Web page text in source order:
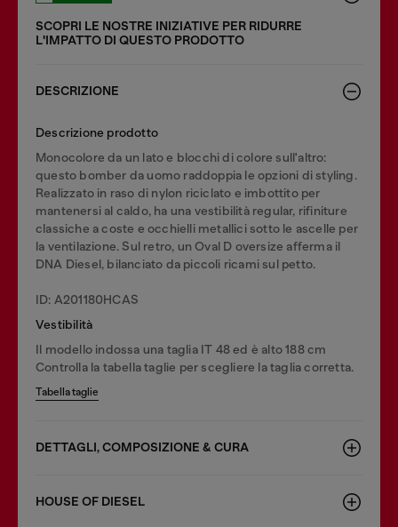
SCOPRI LE NOSTRE INIZIATIVE PER RIDURRE
LʹIMPATTO DI QUESTO PRODOTTO
DESCRIZIONE
Descrizione prodotto
Monocolore da un lato e blocchi di colore sull'altro:
questo bomber da uomo raddoppia le opzioni di styling.
Realizzato in raso di nylon riciclato e imbottito per
mantenersi al caldo, ha una vestibilità regular, rifiniture
classiche a coste e occhielli metallici sotto le ascelle per
la ventilazione. Sul retro, un Oval D oversize afferma il
DNA Diesel, bilanciato da piccoli ricami sul petto.
ID: A201180HCAS
Vestibilità
Il modello indossa una taglia IT 48 ed è alto 188 cm
Controlla la tabella taglie per scegliere la taglia corretta.
Tabella taglie
DETTAGLI, COMPOSIZIONE & CURA
HOUSE OF DIESEL